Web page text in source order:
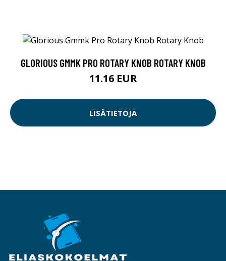
GLORIOUS GMMK PRO ROTARY KNOB ROTARY KNOB
11.16 EUR
LISÄTIETOJA